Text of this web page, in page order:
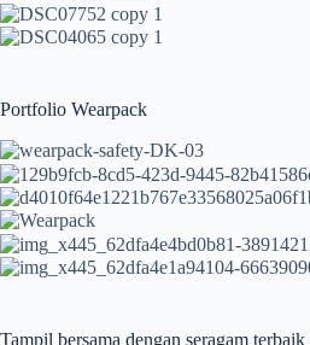
Portfolio Wearpack
Tampil bersama dengan seragam